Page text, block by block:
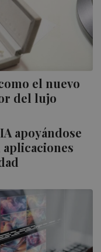
el nuevo
del lujo
apoyándose
aplicaciones